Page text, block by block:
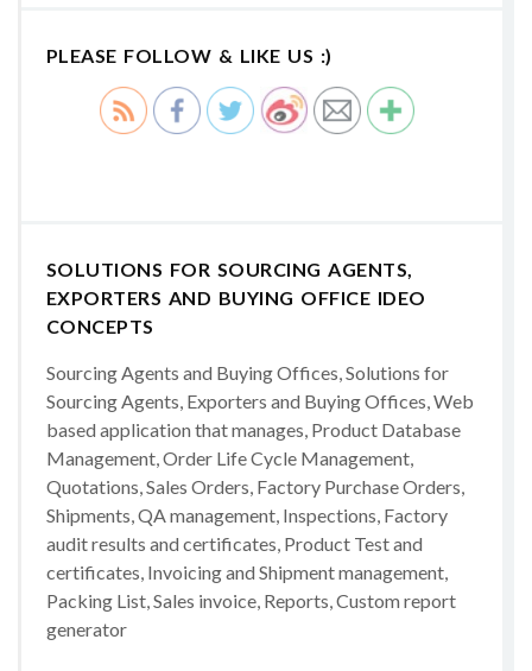
PLEASE FOLLOW & LIKE US :)
SOLUTIONS FOR SOURCING AGENTS,
EXPORTERS AND BUYING OFFICE IDEO
CONCEPTS
Sourcing Agents and Buying Offices, Solutions for
Sourcing Agents, Exporters and Buying Offices, Web
based application that manages, Product Database
Management, Order Life Cycle Management,
Quotations, Sales Orders, Factory Purchase Orders,
Shipments, QA management, Inspections, Factory
audit results and certificates, Product Test and
certificates, Invoicing and Shipment management,
Packing List, Sales invoice, Reports, Custom report
generator